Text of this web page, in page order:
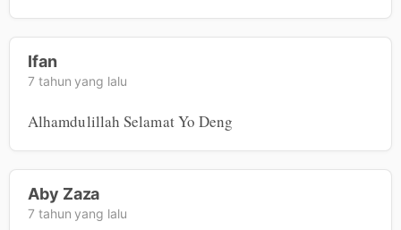
Ifan
7 tahun yang lalu
Alhamdulillah Selamat Yo Deng
Aby Zaza
7 tahun yang lalu